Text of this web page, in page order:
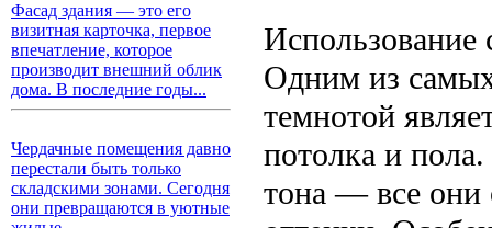
Фасад здания — это его
визитная карточка, первое
впечатление, которое
производит внешний облик
дома. В последние годы...
Чердачные помещения давно
перестали быть только
складскими зонами. Сегодня
они превращаются в уютные
Использование
Одним из
темнотой
потолка и
тона — все они